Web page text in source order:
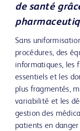
de santé
Sans
procédures, des
informatiques, les
essentiels et les
plus fragmentés,
variabilité et les
gestion des
patients en